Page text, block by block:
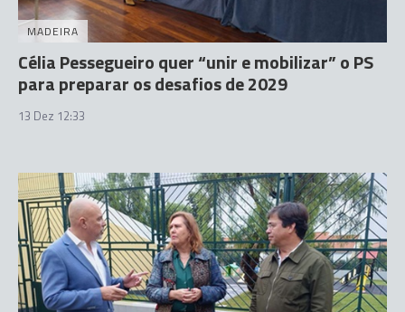
MADEIRA
Célia Pessegueiro quer “unir e mobilizar” o PS
para preparar os desafios de 2029
13 Dez 12:33